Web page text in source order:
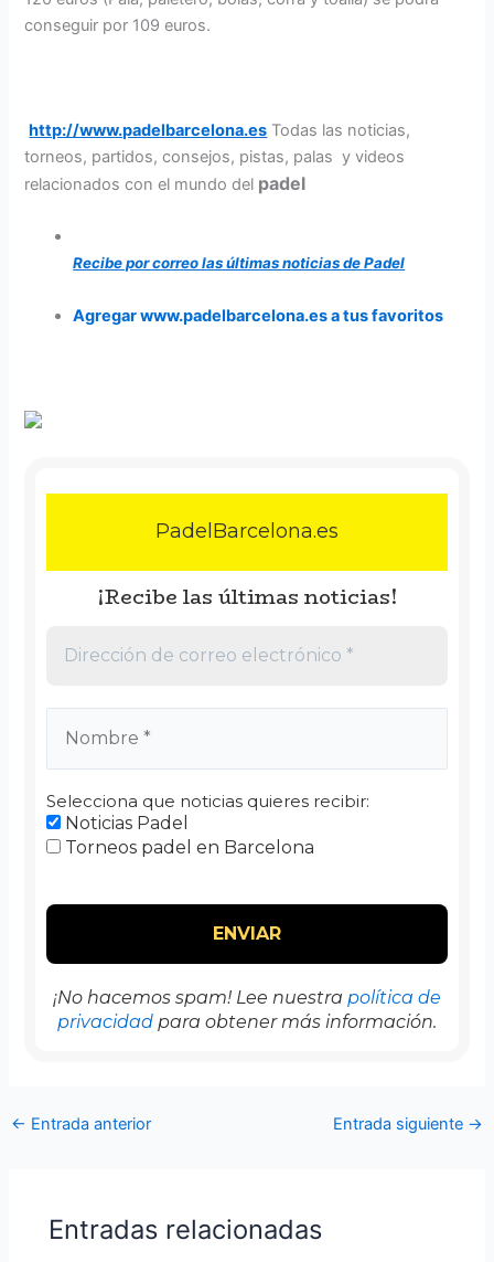
conseguir por 109 euros.
http://www.padelbarcelona.es Todas las noticias,
torneos, partidos, consejos, pistas, palas y videos
relacionados con el mundo del padel
Recibe por correo las últimas noticias de Padel
Agregar www.padelbarcelona.es a tus favoritos
PadelBarcelona.es
¡Recibe las últimas noticias!
Selecciona que noticias quieres recibir:
Noticias Padel
Torneos padel en Barcelona
¡No hacemos spam! Lee nuestra política de
privacidad para obtener más información.
← Entrada anterior Entrada siguiente →
Entradas relacionadas